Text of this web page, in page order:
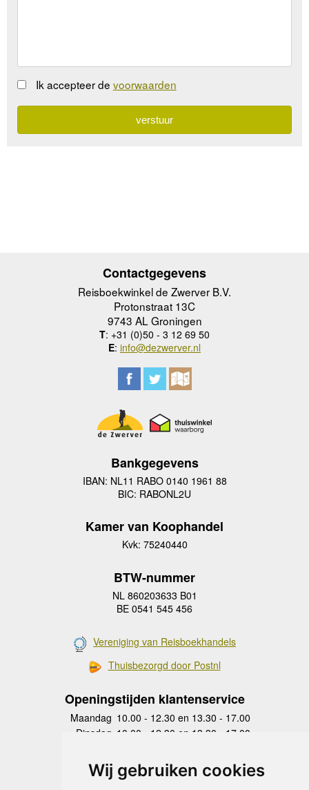
Wij gebruiken cookies
Ik accepteer de voorwaarden
Contactgegevens
Reisboekwinkel de Zwerver B.V.
Protonstraat 13C
9743 AL Groningen
T: +31 (0)50 - 3 12 69 50
E: info@dezwerver.nl
Bankgegevens
IBAN: NL11 RABO 0140 1961 88
BIC: RABONL2U
Kamer van Koophandel
Kvk: 75240440
BTW-nummer
NL 860203633 B01
BE 0541 545 456
Vereniging van Reisboekhandels
Thuisbezorgd door Postnl
Openingstijden klantenservice
Maandag 10.00 - 12.30 en 13.30 - 17.00
Dinsdag 10.00 - 12.30 en 13.30 - 17.00
Donderdag
10.00 - 12.30 en 13.30 - 17.00
Vrijdag 10.00 - 12.30 en 13.30 - 17.00